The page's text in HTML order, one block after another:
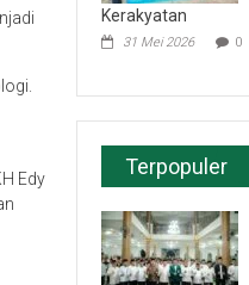
Edy
Kerakyatan
31 Mei 2026 0
Terpopuler